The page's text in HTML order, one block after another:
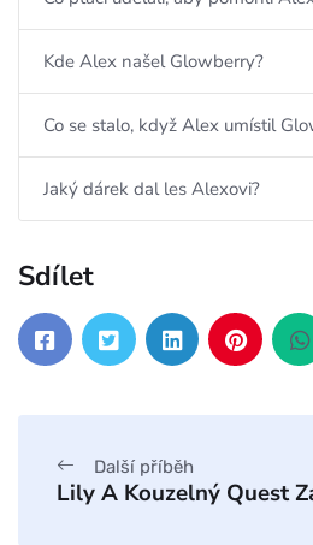
Kde Alex našel Glowberry?
Co se stalo, když Alex umístil
Jaký dárek dal les Alexovi?
Sdílet
Další příběh
Lily A Kouzelný Quest